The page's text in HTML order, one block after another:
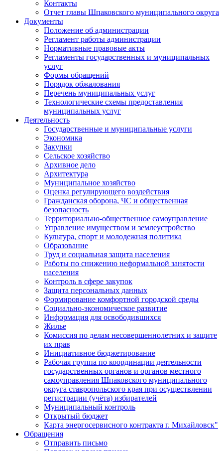
Контакты
Отчет главы Шпаковского муниципального округа
Документы
Положение об администрации
Регламент работы администрации
Нормативные правовые акты
Регламенты государственных и муниципальных
услуг
Формы обращений
Порядок обжалования
Перечень муниципальных услуг
Технологические схемы предоставления
муниципальных услуг
Деятельность
Государственные и муниципальные услуги
Экономика
Закупки
Сельское хозяйство
Архивное дело
Архитектура
Муниципальное хозяйство
Оценка регулирующего воздействия
Гражданская оборона, ЧС и общественная
безопасность
Территориально-общественное самоуправление
Управление имуществом и землеустройство
Культура, спорт и молодежная политика
Образование
Труд и социальная защита населения
Работы по снижению неформальной занятости
населения
Контроль в сфере закупок
Защита персональных данных
Формирование комфортной городской среды
Социально-экономическое развитие
Информация для освободившихся
Жилье
Комиссия по делам несовершеннолетних и защите
их прав
Инициативное бюджетирование
Рабочая группа по координации деятельности
государственных органов и органов местного
самоуправления Шпаковского муниципального
округа ставропольского края при осуществлении
регистрации (учёта) избирателей
Муниципальный контроль
Открытый бюджет
Карта энергосервисного контракта г. Михайловск"
Обращения
Отправить письмо